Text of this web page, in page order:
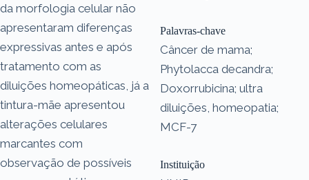
da morfologia celular não
apresentaram diferenças
expressivas antes e após
tratamento com as
diluições homeopáticas, já a
tintura-mãe apresentou
alterações celulares
marcantes com
observação de possíveis
Palavras-chave
Câncer de mama;
Phytolacca decandra;
Doxorrubicina; ultra
diluições, homeopatia;
MCF-7
Instituição